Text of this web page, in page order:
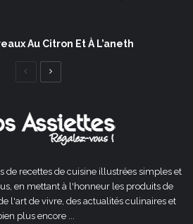
Au Citron Et À L’aneth
Page
de recettes de cuisine illustrées simples et
en mettant à l'honneur les produits de
l'art de vivre, des actualités culinaires et
plus encore ...